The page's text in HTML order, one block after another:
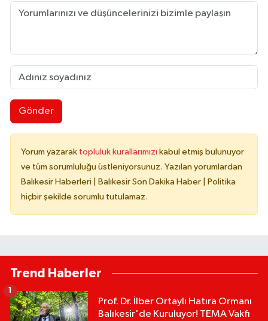
Gönder
Yorum yazarak topluluk kurallarımızı kabul etmiş bulunuyor
ve tüm sorumluluğu üstleniyorsunuz. Yazılan yorumlardan
Balıkesir Haberleri | Balıkesir Son Dakika Haber | Politika
hiçbir şekilde sorumlu tutulamaz.
Trend Haberler
Prof. Dr. İlber Ortaylı Hatıra Ormanı
Balıkesir'de Kuruluyor! TEMA Vakfı
1